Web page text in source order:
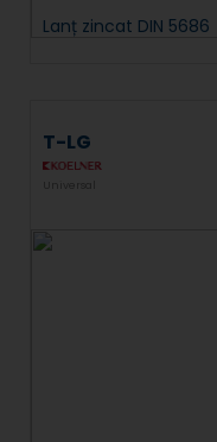
Lanț zincat DIN 5686
T-LG
Universal